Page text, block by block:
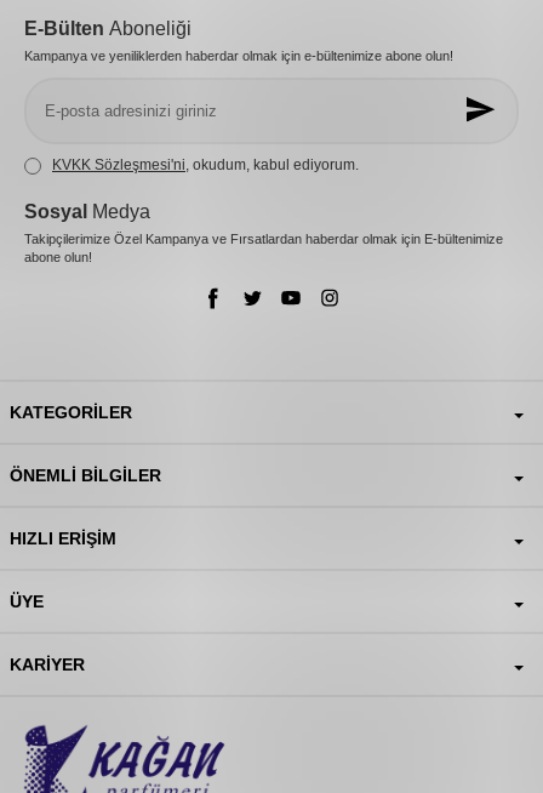
E-Bülten Aboneliği
Kampanya ve yeniliklerden haberdar olmak için e-bültenimize abone olun!
KVKK Sözleşmesi'ni , okudum, kabul ediyorum.
Sosyal Medya
Takipçilerimize Özel Kampanya ve Fırsatlardan haberdar olmak için E-bültenimize
abone olun!
KATEGORILER
ÖNEMLI BILGILER
HIZLI ERIŞIM
ÜYE
KARIYER